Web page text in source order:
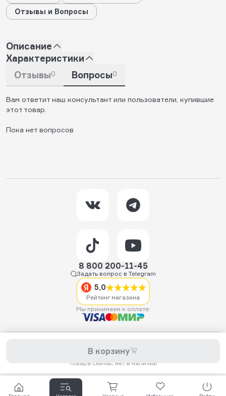
В корзину
Товара сейчас нет в наличии
Отзывы и Вопросы
Описание
Характеристики
Отзывы0 Вопросы0
Вам ответит наш консультант или пользователи, купившие
этот товар.
Пока нет вопросов
8 800 200-11-45
Задать вопрос в Telegram
5,0
Рейтинг магазина
Мы принимаем к оплате:
самокатов, запчастей для самокатов, аксессуаров, экипировки,
одежды и обуви.